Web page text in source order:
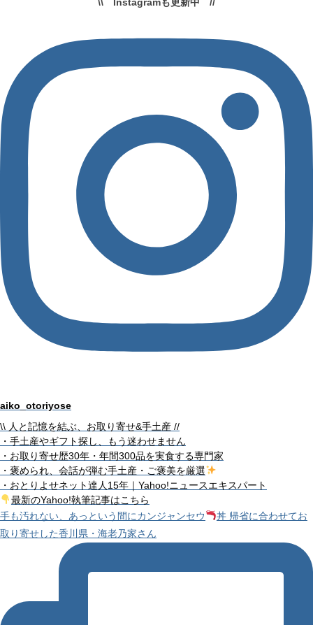
aiko_otoriyose
\\ 人と記憶を結ぶ、お取り寄せ&手土産 //
・手土産やギフト探し、もう迷わせません
・お取り寄せ歴30年・年間300品を実食する専門家
・褒められ、会話が弾む手土産・ご褒美を厳選
・おとりよせネット達人15年｜Yahoo!ニュースエキスパート
最新のYahoo!執筆記事はこちら
手も汚れない、あっという間にカンジャンセウ
丼 帰省に合わせてお
取り寄せした香川県・海老乃家さん